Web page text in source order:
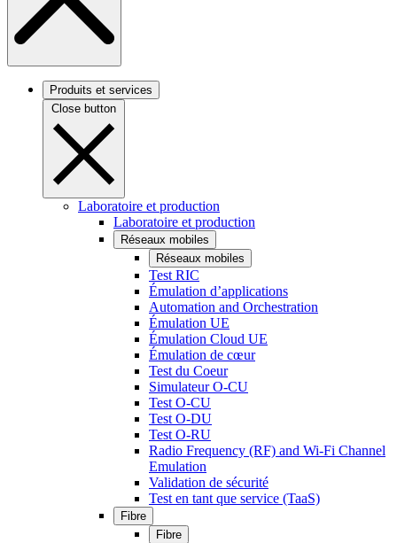
Produits et services
Close button
Laboratoire et production
Laboratoire et production
Réseaux mobiles
Réseaux mobiles
Test RIC
Émulation d’applications
Automation and Orchestration
Émulation UE
Émulation Cloud UE
Émulation de cœur
Test du Coeur
Simulateur O-CU
Test O-CU
Test O-DU
Test O-RU
Radio Frequency (RF) and Wi-Fi Channel
Emulation
Validation de sécurité
Test en tant que service (TaaS)
Fibre
Fibre